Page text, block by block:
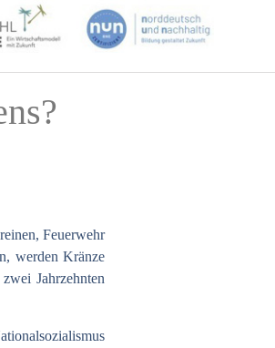
Feuerwehr
werden Kränze
Jahrzehnten